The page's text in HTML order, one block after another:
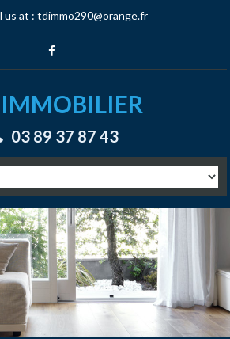
us at : tdimmo290@orange.fr
03 89 37 87 43